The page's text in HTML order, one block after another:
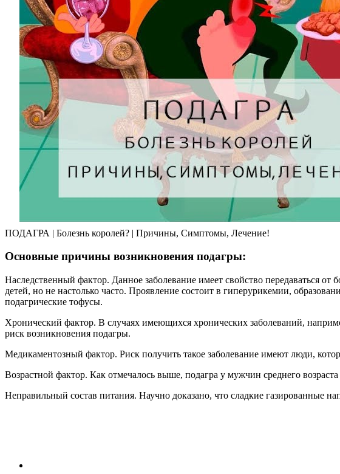
ПОДАГРА | Болезнь королей? | Причины, Симптомы, Лечение!
Основные причины возникновения подагры:
Наследственный фактор. Данное заболевание имеет свойство передаваться
детей, но не настолько часто. Проявление состоит в гиперурикемии,
подагрические тофусы.
Хронический фактор. В случаях имеющихся хронических заболеваний,
риск возникновения подагры.
Медикаментозный фактор. Риск получить такое заболевание имеют люди,
Возрастной фактор. Как отмечалось выше, подагра у мужчин среднего
Неправильный состав питания. Научно доказано, что сладкие газированные